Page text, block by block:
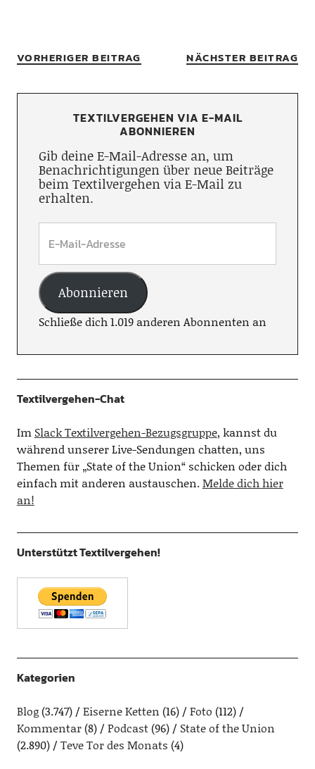
VORHERIGER BEITRAG NÄCHSTER BEITRAG
TEXTILVERGEHEN VIA E-MAIL
ABONNIEREN
Gib deine E-Mail-Adresse an, um
Benachrichtigungen über neue Beiträge
beim Textilvergehen via E-Mail zu
erhalten.
Abonnieren
Schließe dich 1.019 anderen Abonnenten an
Textilvergehen-Chat
Im Slack Textilvergehen-Bezugsgruppe, kannst du
während unserer Live-Sendungen chatten, uns
Themen für „State of the Union“ schicken oder dich
einfach mit anderen austauschen.Melde dich hier
an!
Unterstützt Textilvergehen!
Kategorien
Blog(3.747) Eiserne Ketten (16) Foto (112)
Kommentar(8) Podcast(96)
State of the Union
(2.890)
Teve Tor des Monats (4)